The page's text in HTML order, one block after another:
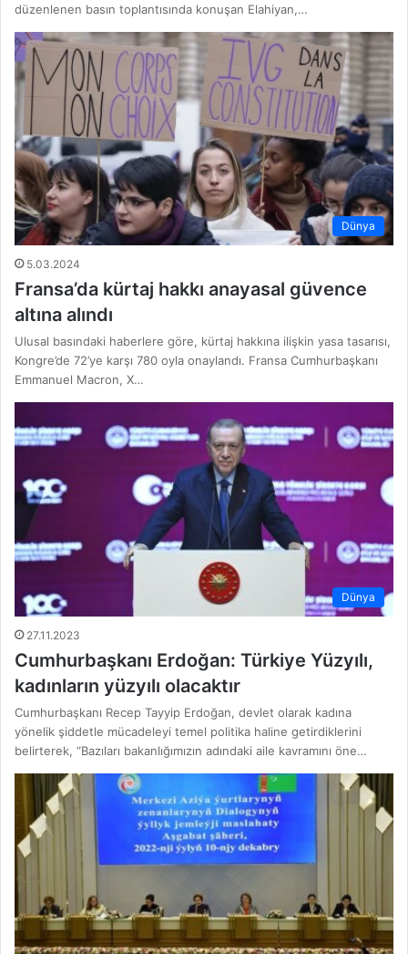
düzenlenen basın toplantısında konuşan Elahiyan,…
Dünya
5.03.2024
Fransa’da kürtaj hakkı anayasal güvence
altına alındı
Ulusal basındaki haberlere göre, kürtaj hakkına ilişkin yasa tasarısı,
Kongre’de 72’ye karşı 780 oyla onaylandı. Fransa Cumhurbaşkanı
Emmanuel Macron, X…
Dünya
27.11.2023
Cumhurbaşkanı Erdoğan: Türkiye Yüzyılı,
kadınların yüzyılı olacaktır
Cumhurbaşkanı Recep Tayyip Erdoğan, devlet olarak kadına
yönelik şiddetle mücadeleyi temel politika haline getirdiklerini
belirterek, “Bazıları bakanlığımızın adındaki aile kavramını öne…